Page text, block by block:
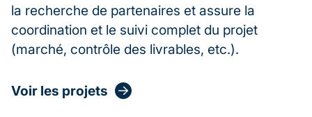
la recherche de partenaires et assure la
coordination et le suivi complet du projet
(marché, contrôle des livrables, etc.).
Voir les projets